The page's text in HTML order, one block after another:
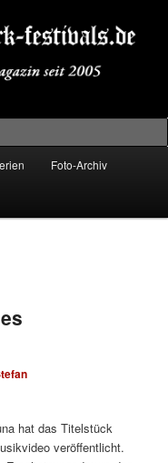
Foto-Archiv
hat das Titelstück
veröffentlicht.